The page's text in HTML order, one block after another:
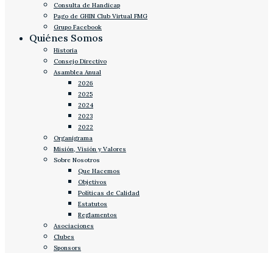
Consulta de Handicap
Pago de GHIN Club Virtual FMG
Grupo Facebook
Quiénes Somos
Historia
Consejo Directivo
Asamblea Anual
2026
2025
2024
2023
2022
Organigrama
Misión, Visión y Valores
Sobre Nosotros
Que Hacemos
Objetivos
Políticas de Calidad
Estatutos
Reglamentos
Asociaciones
Clubes
Sponsors